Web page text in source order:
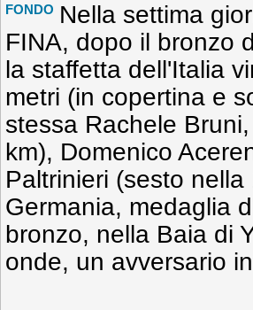
FONDO Nella settima
FINA, dopo il bronzo
la staffetta dell'Italia
metri (in copertina e
stessa Rachele
km), Domenico
Paltrinieri (sesto
Germania, medaglia
bronzo, nella Baia di
onde, un avversario